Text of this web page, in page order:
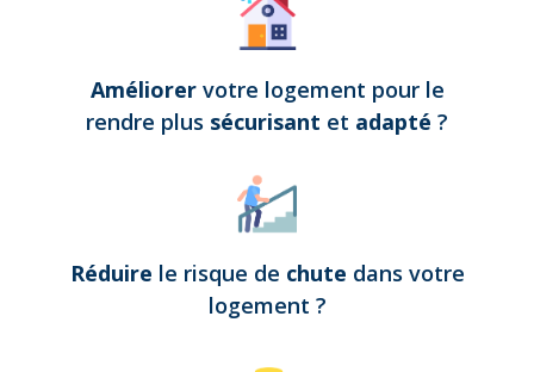
Améliorer votre logement pour le
rendre plus sécurisant et adapté ?
Réduire le risque de chute dans votre
logement ?